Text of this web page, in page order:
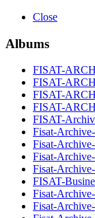
Close
Albums
FISAT-
FISAT-
FISAT-
FISAT-
FISAT-
Fisat-
Fisat-
Fisat-
Fisat-
FISAT-
Fisat-
Fisat-